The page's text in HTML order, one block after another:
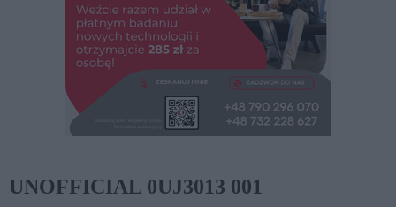
UNOFFICIAL 0UJ3013 001